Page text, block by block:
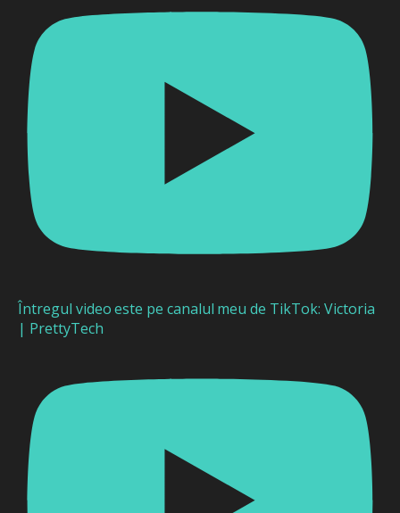
Întregul video este pe canalul meu de TikTok: Victoria
| PrettyTech